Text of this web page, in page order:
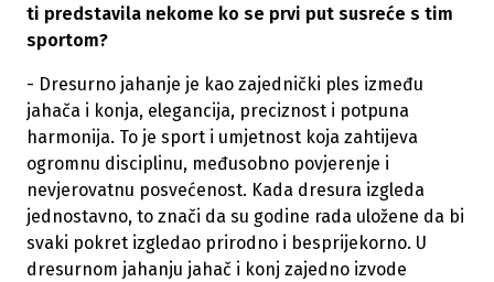
ti predstavila nekome ko se prvi put susreće s tim
sportom?
- Dresurno jahanje je kao zajednički ples između
jahača i konja, elegancija, preciznost i potpuna
harmonija. To je sport i umjetnost koja zahtijeva
ogromnu disciplinu, međusobno povjerenje i
nevjerovatnu posvećenost. Kada dresura izgleda
jednostavno, to znači da su godine rada uložene da bi
svaki pokret izgledao prirodno i besprijekorno. U
dresurnom jahanju jahač i konj zajedno izvode